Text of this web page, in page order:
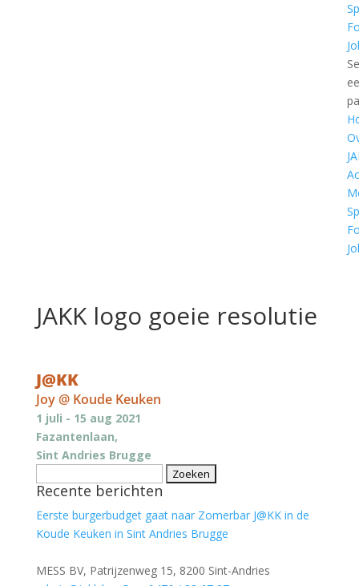
JAKK logo goeie resolutie
J@KK
Joy @ Koude Keuken
1 juli - 15 aug 2021
Fazantenlaan,
Sint Andries Brugge
naar:
Recente berichten
Eerste burgerbudget gaat naar Zomerbar J@KK in de
Koude Keuken in Sint Andries Brugge
MESS BV, Patrijzenweg 15, 8200 Sint-Andries